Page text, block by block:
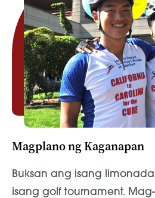
Magplano ng Kaganapan
Buksan ang isang
isang golf tournament.